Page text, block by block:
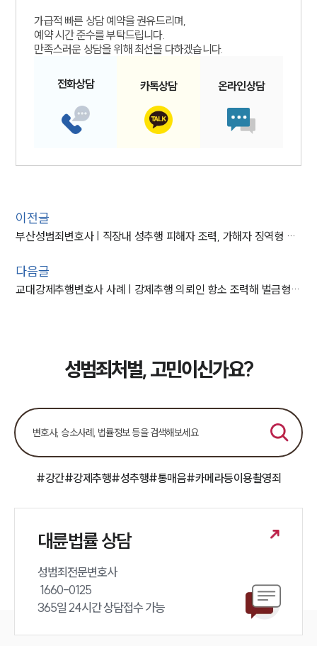
가급적 빠른 상담 예약을 권유드리며,
예약 시간 준수를 부탁드립니다.
만족스러운 상담을 위해 최선을 다하겠습니다.
전화상담 카톡상담 온라인상담
이전글
부산성범죄변호사 | 직장내 성추행 피해자 조력, 가해자 징역형 마무리
다음글
교대강제추행변호사 사례 | 강제추행 의뢰인 항소 조력해 벌금형 감형
성범죄처벌, 고민이신가요?
#강간#강제추행#성추행#통매음#카메라등이용촬영죄
대륜법률 상담
성범죄전문변호사
365일 24시간 상담접수 가능